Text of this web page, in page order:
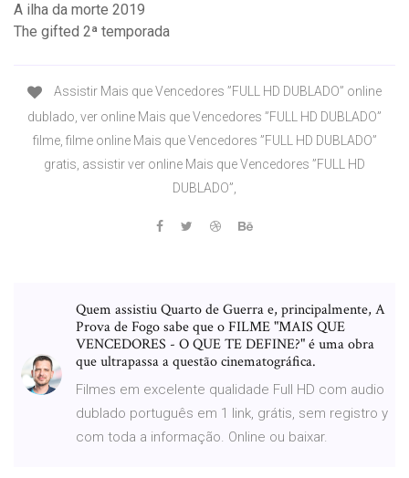
A ilha da morte 2019
The gifted 2ª temporada
Assistir Mais que Vencedores ”FULL HD DUBLADO” online
dublado, ver online Mais que Vencedores ”FULL HD DUBLADO”
filme, filme online Mais que Vencedores ”FULL HD DUBLADO”
gratis, assistir ver online Mais que Vencedores ”FULL HD
DUBLADO”,
Quem assistiu Quarto de Guerra e, principalmente, A
Prova de Fogo sabe que o FILME "MAIS QUE
VENCEDORES - O QUE TE DEFINE?" é uma obra
que ultrapassa a questão cinematográfica.
Filmes em excelente qualidade Full HD com audio
dublado português em 1 link, grátis, sem registro y
com toda a informação. Online ou baixar.